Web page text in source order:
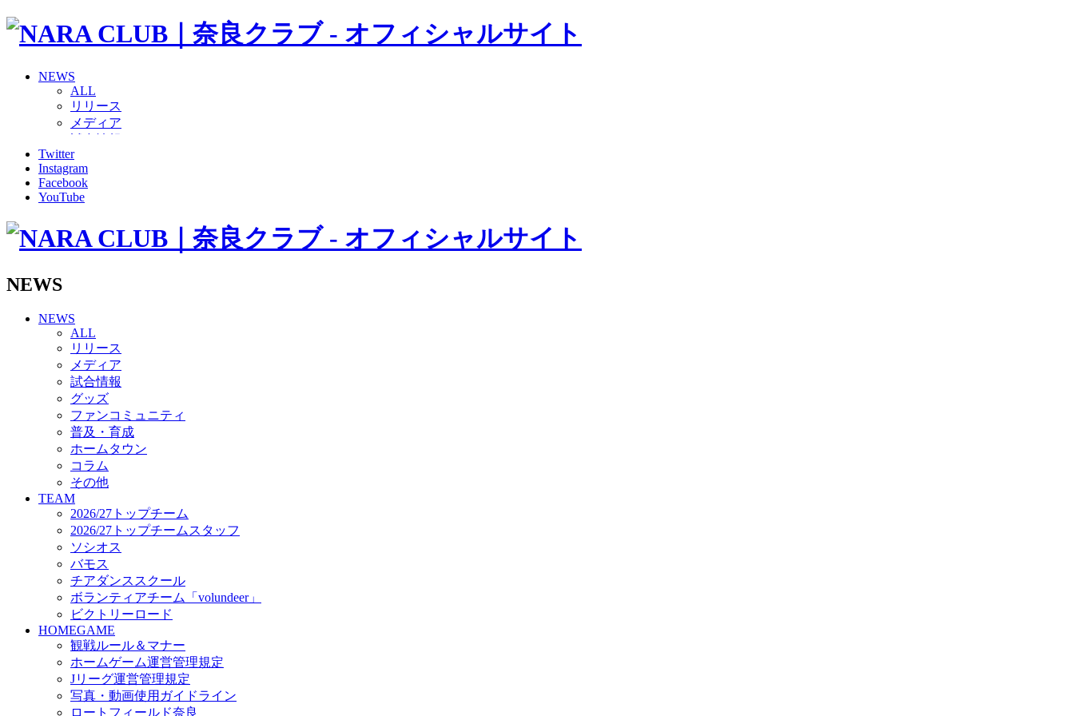
NEWS
ALL
リリース
メディア
グッズ
ファンコミュニティ
普及・育成
ホームタウン
その他
バモス
チアダンススクール
ボランティアチーム「volundeer」
ビクトリーロード
HOMEGAME
観戦ルール＆マナー
ホームゲーム運営管理規定
Jリーグ運営管理規定
写真・動画使用ガイドライン
ロートフィールド奈良
SCHEDULE
2026/27
練習見学時のファンサービスについて
TICKET
奈良クラブ明治安田J3リーグ2026/27シーズン試合観戦チケット
奈良クラブ明治安田Ｊ3リーグ 2026/27シーズン「鹿パス」
観戦ルール＆マナー
FANCOMMUNITY
2026/27ファンコミュニティ
サポートショップ
GOODS
オフィシャルストア（実店舗）
オンラインストア
ACADEMY
アカデミーについて
Twitter
Instagram
Facebook
YouTube
NEWS
NEWS
ALL
リリース
メディア
試合情報
グッズ
ファンコミュニティ
普及・育成
ホームタウン
コラム
その他
TEAM
2026/27トップチーム
2026/27トップチームスタッフ
ソシオス
バモス
チアダンススクール
ボランティアチーム「volundeer」
ビクトリーロード
HOMEGAME
観戦ルール＆マナー
ホームゲーム運営管理規定
Jリーグ運営管理規定
写真・動画使用ガイドライン
ロートフィールド奈良